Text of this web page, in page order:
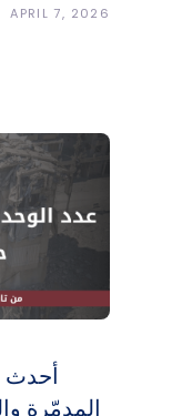
APRIL 7, 2026
أحدث
المدمّرة